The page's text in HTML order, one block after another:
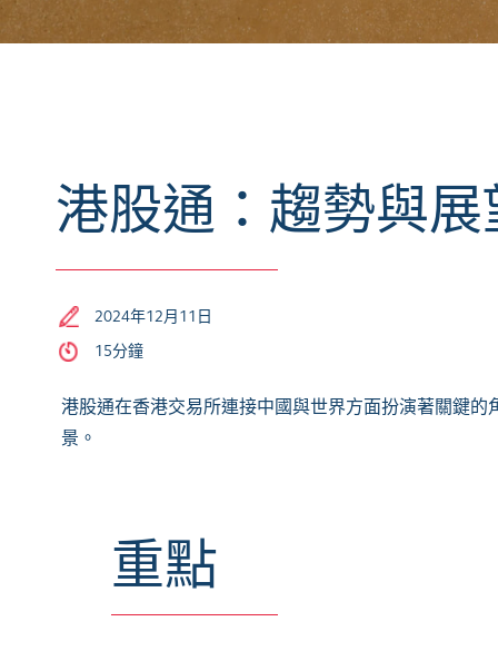
港股通：趨勢與展
2024年12月11日
15分鐘
港股通在香港交易所連接中國與世界方面扮演著關鍵
景。
重點